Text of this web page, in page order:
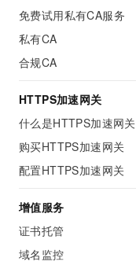
免费试用私有CA服务
私有CA
合规CA
HTTPS加速网关
什么是HTTPS加速网关
购买HTTPS加速网关
配置HTTPS加速网关
增值服务
证书托管
域名监控
专有云